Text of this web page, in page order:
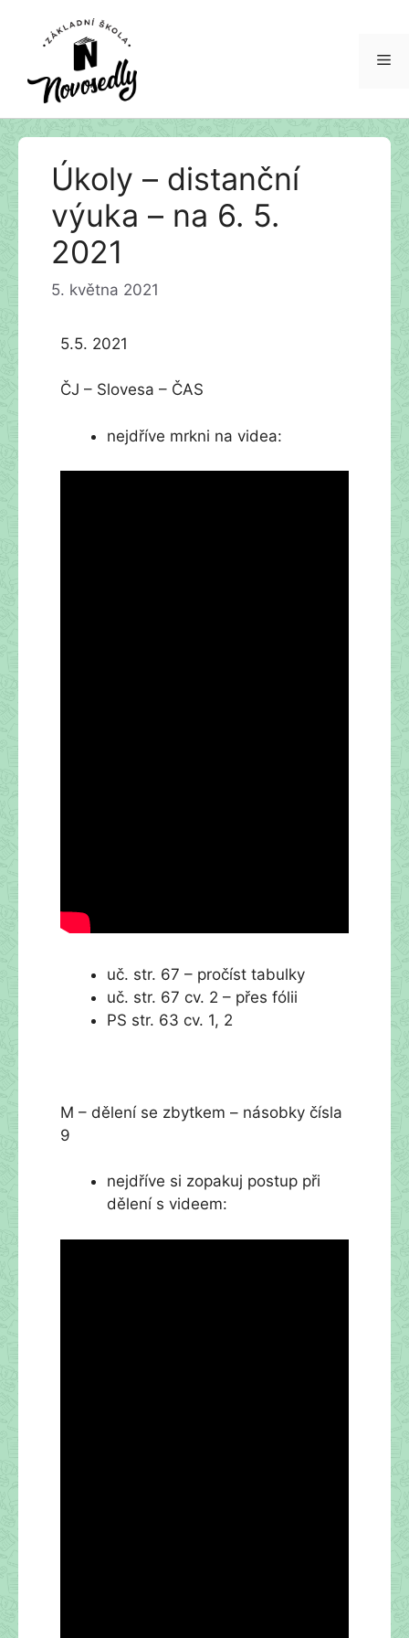
Přeskočit
Úkoly – distanční
výuka – na 6. 5.
2021
5. května 2021
5.5. 2021
ČJ – Slovesa – ČAS
nejdříve mrkni na videa:
uč. str. 67 – pročíst tabulky
uč. str. 67 cv. 2 – přes fólii
PS str. 63 cv. 1, 2
M – dělení se zbytkem – násobky čísla
9
nejdříve si zopakuj postup při
dělení s videem: